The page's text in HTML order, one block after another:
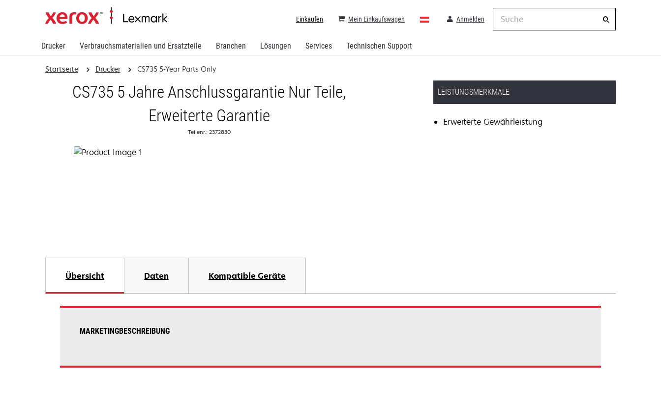
Drucker Verbrauchsmaterialien und Ersatzteile Branchen Lösungen Services Technischen Support
Einkaufen Anmelden
Mein Einkaufswagen
Suche
Startseite Drucker CS735 5-Year Parts Only
CS735 5 Jahre Anschlussgarantie Nur Teile,
Erweiterte Garantie
Teilenr.: 2372830
LEISTUNGSMERKMALE
Erweiterte Gewährleistung
Übersicht Daten Kompatible Geräte
MARKETINGBESCHREIBUNG